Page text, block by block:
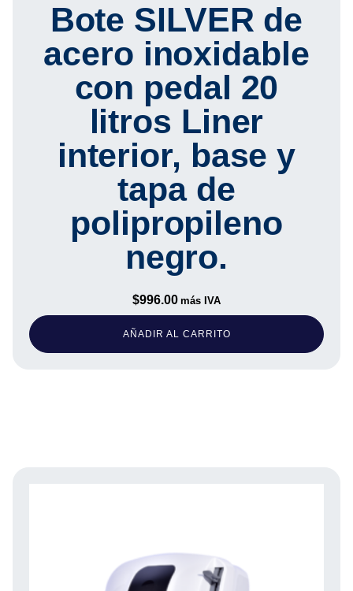
Bote SILVER de
acero inoxidable
con pedal 20
litros Liner
interior, base y
tapa de
polipropileno
negro.
$996.00 más IVA
AÑADIR AL CARRITO